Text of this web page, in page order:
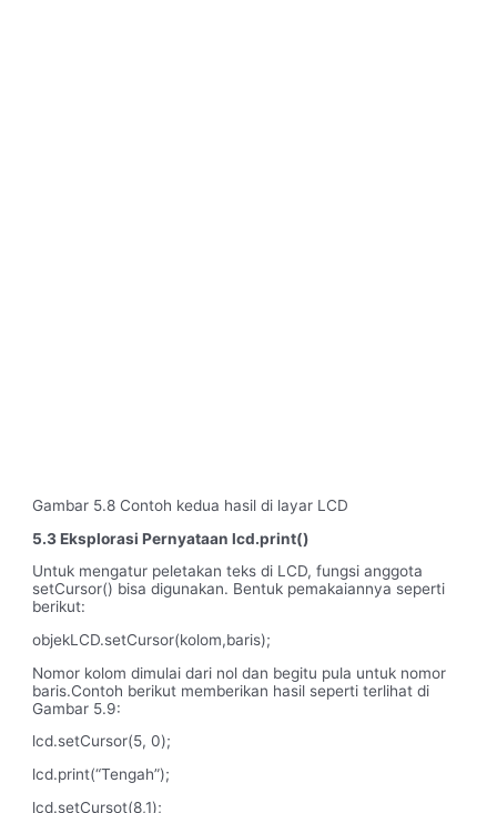
Gambar 5.8 Contoh kedua hasil di layar LCD
5.3 Eksplorasi Pernyataan lcd.print()
Untuk mengatur peletakan teks di LCD, fungsi anggota
setCursor() bisa digunakan. Bentuk pemakaiannya seperti
berikut:
objekLCD.setCursor(kolom,baris);
Nomor kolom dimulai dari nol dan begitu pula untuk nomor
baris.Contoh berikut memberikan hasil seperti terlihat di
Gambar 5.9:
lcd.setCursor(5, 0);
lcd.print(“Tengah”);
lcd.setCursot(8,1);